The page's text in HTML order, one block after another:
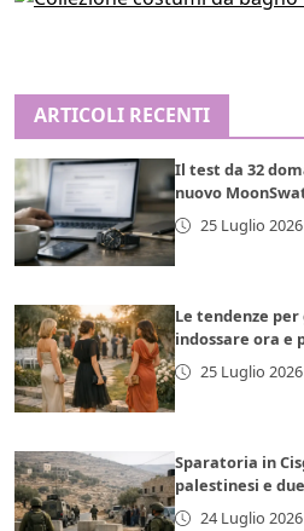
ARTICOLI RECENTI
Il test da 32
nuovo
25 Luglio 2026
Le tendenze
indossare ora e
25 Luglio 2026
Sparatoria in
palestinesi e
24 Luglio 2026